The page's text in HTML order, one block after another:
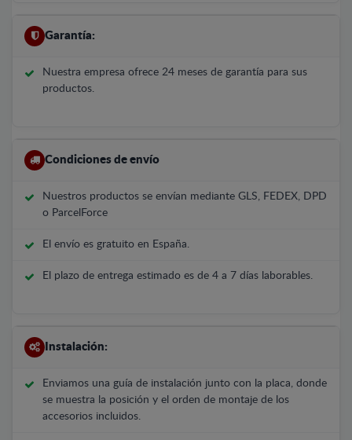
Garantía:
Nuestra empresa ofrece 24 meses de garantía para sus
productos.
Condiciones de envío
Nuestros productos se envían mediante GLS, FEDEX, DPD
o ParcelForce
El envío es gratuito en España.
El plazo de entrega estimado es de 4 a 7 días laborables.
Instalación:
Enviamos una guía de instalación junto con la placa, donde
se muestra la posición y el orden de montaje de los
accesorios incluidos.